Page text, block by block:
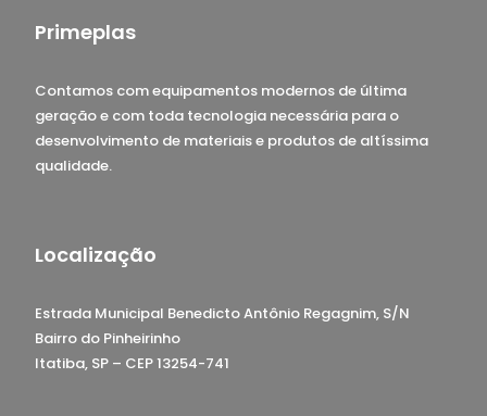
Primeplas
Contamos com equipamentos modernos de última
geração e com toda tecnologia necessária para o
desenvolvimento de materiais e produtos de altíssima
qualidade.
Localização
Estrada Municipal Benedicto Antônio Regagnim, S/N
Bairro do Pinheirinho
Itatiba, SP – CEP 13254-741